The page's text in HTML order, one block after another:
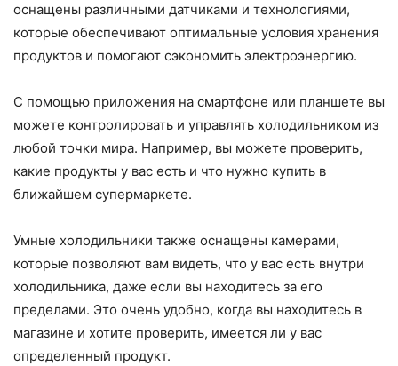
оснащены различными датчиками и технологиями,
которые обеспечивают оптимальные условия хранения
продуктов и помогают сэкономить электроэнергию.
С помощью приложения на смартфоне или планшете вы
можете контролировать и управлять холодильником из
любой точки мира. Например, вы можете проверить,
какие продукты у вас есть и что нужно купить в
ближайшем супермаркете.
Умные холодильники также оснащены камерами,
которые позволяют вам видеть, что у вас есть внутри
холодильника, даже если вы находитесь за его
пределами. Это очень удобно, когда вы находитесь в
магазине и хотите проверить, имеется ли у вас
определенный продукт.